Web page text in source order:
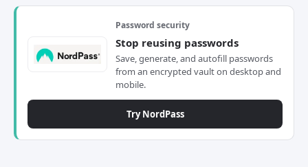
Password security
Stop reusing passwords
Save, generate, and autofill passwords
from an encrypted vault on desktop and
mobile.
Try NordPass